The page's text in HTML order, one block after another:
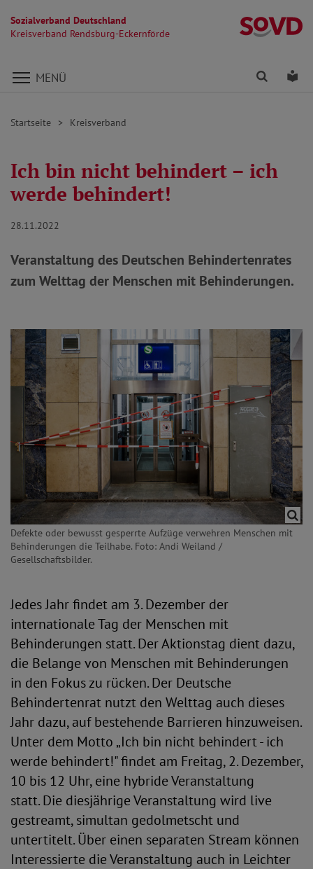
Sozialverband Deutschland
Kreisverband Rendsburg-Eckernförde
Direkt zu den Inhalten springen
MENÜ Finden
Startseite Kreisverband
Ich bin nicht behindert – ich
werde behindert!
28.11.2022
Veranstaltung des Deutschen Behindertenrates
zum Welttag der Menschen mit Behinderungen.
Defekte oder bewusst gesperrte Aufzüge verwehren Menschen mit
Behinderungen die Teilhabe. Foto: Andi Weiland /
Gesellschaftsbilder.
Jedes Jahr findet am 3. Dezember der
internationale Tag der Menschen mit
Behinderungen statt. Der Aktionstag dient dazu,
die Belange von Menschen mit Behinderungen
in den Fokus zu rücken. Der Deutsche
Behindertenrat nutzt den Welttag auch dieses
Jahr dazu, auf bestehende Barrieren hinzuweisen.
Unter dem Motto „Ich bin nicht behindert - ich
werde behindert!" findet am Freitag, 2. Dezember,
10 bis 12 Uhr, eine hybride Veranstaltung
statt. Die diesjährige Veranstaltung wird live
gestreamt, simultan gedolmetscht und
untertitelt. Über einen separaten Stream können
Interessierte die Veranstaltung auch in Leichter